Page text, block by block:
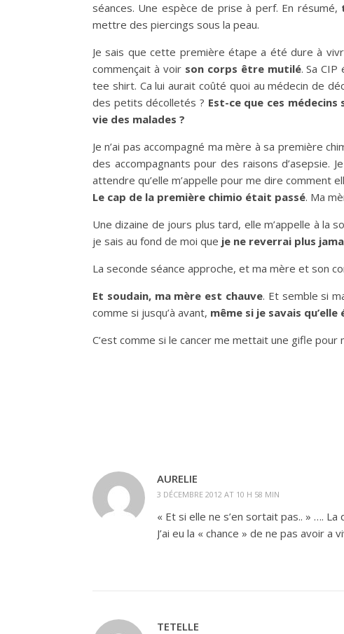
séances. Une espèce de prise à perf. En résumé,
mettre des piercings sous la peau.
Je sais que cette première étape a été dure à
commençait à voir son corps être mutilé. Sa
tee shirt. Ca lui aurait coûté quoi au médecin de
des petits décolletés ? Est-ce que ces
vie des malades ?
Je n’ai pas accompagné ma mère à sa première
des accompagnants pour des raisons d’asepsie.
attendre qu’elle m’appelle pour me dire comment
Le cap de la première chimio était passé. Ma
Une dizaine de jours plus tard, elle m’appelle à la
je sais au fond de moi que je ne reverrai plus
La seconde séance approche, et ma mère et son
Et soudain, ma mère est chauve. Et semble si
comme si jusqu’à avant, même si je savais
C’est comme si le cancer me mettait une gifle
AURELIE
3 DÉCEMBRE 2012 AT 10 H 58 MIN
« Et si elle ne s’en sortait pas.. » ….
J’ai eu la « chance » de ne pas avoir
TETELLE